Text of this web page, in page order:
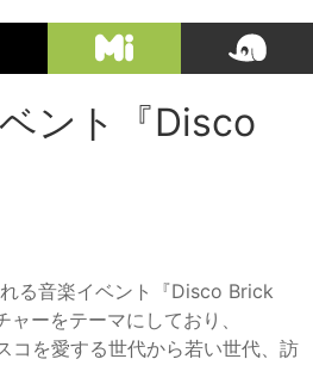
ント『Disco
る音楽イベント『Disco Brick
ーをテーマにしており、
コを愛する世代から若い世代、訪